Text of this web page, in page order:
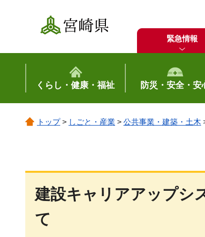
宮崎県
緊急情報
くらし・健康・福祉 防災・安全・安
トップ> しごと・産業 > 公共事業・建築・土木
建設キャリアアップシ
て